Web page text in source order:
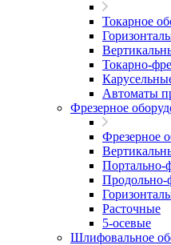
Токарное
Токарно-
Автоматы
Фрезерное
Фрезерное
Портально-
Продольно-
Расточные
5-осевые
Шлифовальное